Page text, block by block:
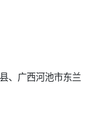
、广西河池市东兰